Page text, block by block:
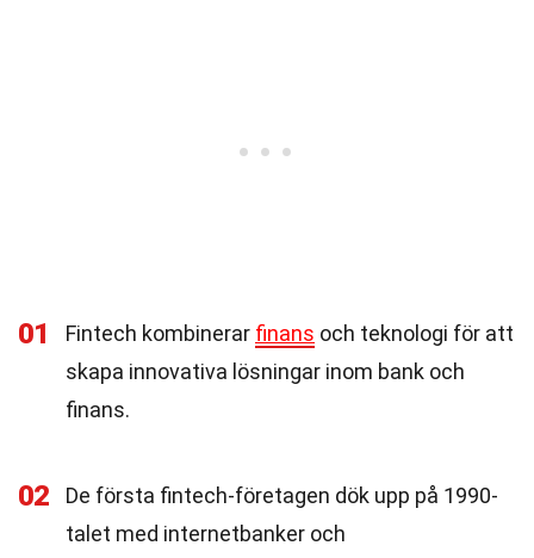
01 Fintech kombinerar finans och teknologi för att
skapa innovativa lösningar inom bank och
finans.
02
De första fintech-företagen dök upp på 1990-
talet med internetbanker och